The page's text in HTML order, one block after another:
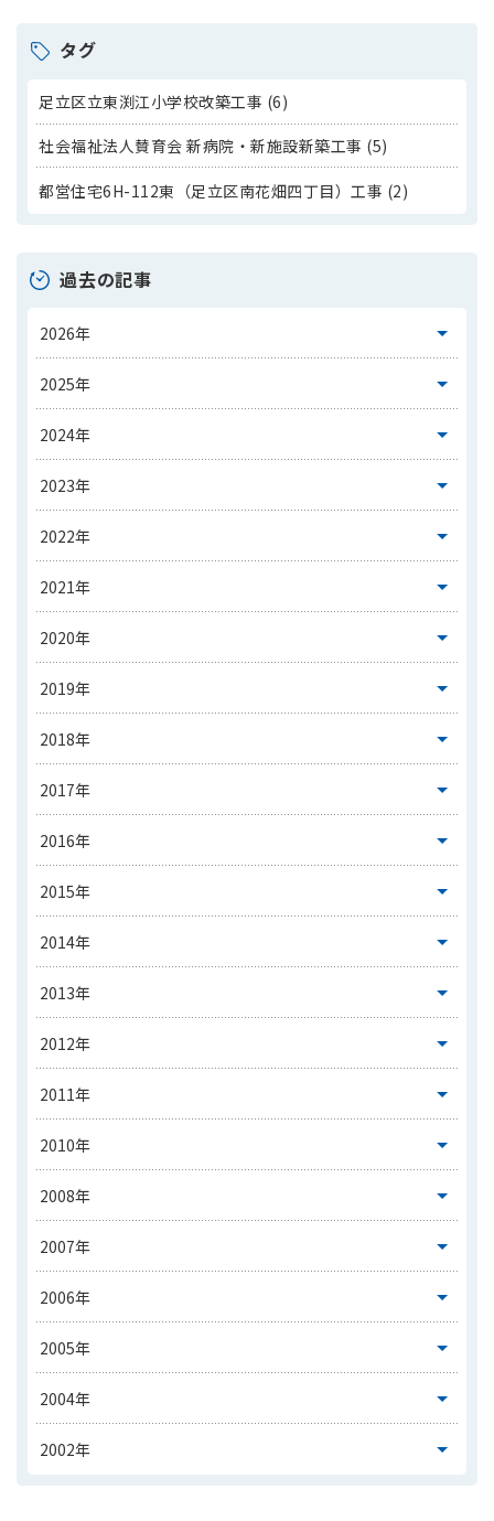
タグ
足立区立東渕江小学校改築工事 (6)
社会福祉法人賛育会 新病院・新施設新築工事 (5)
都営住宅6H-112東（足立区南花畑四丁目）工事 (2)
過去の記事